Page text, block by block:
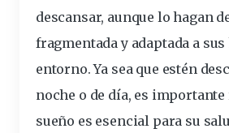
descansar, aunque lo hagan
fragmentada y adaptada a
entorno. Ya sea que estén
noche o de día, es
sueño es esencial para su